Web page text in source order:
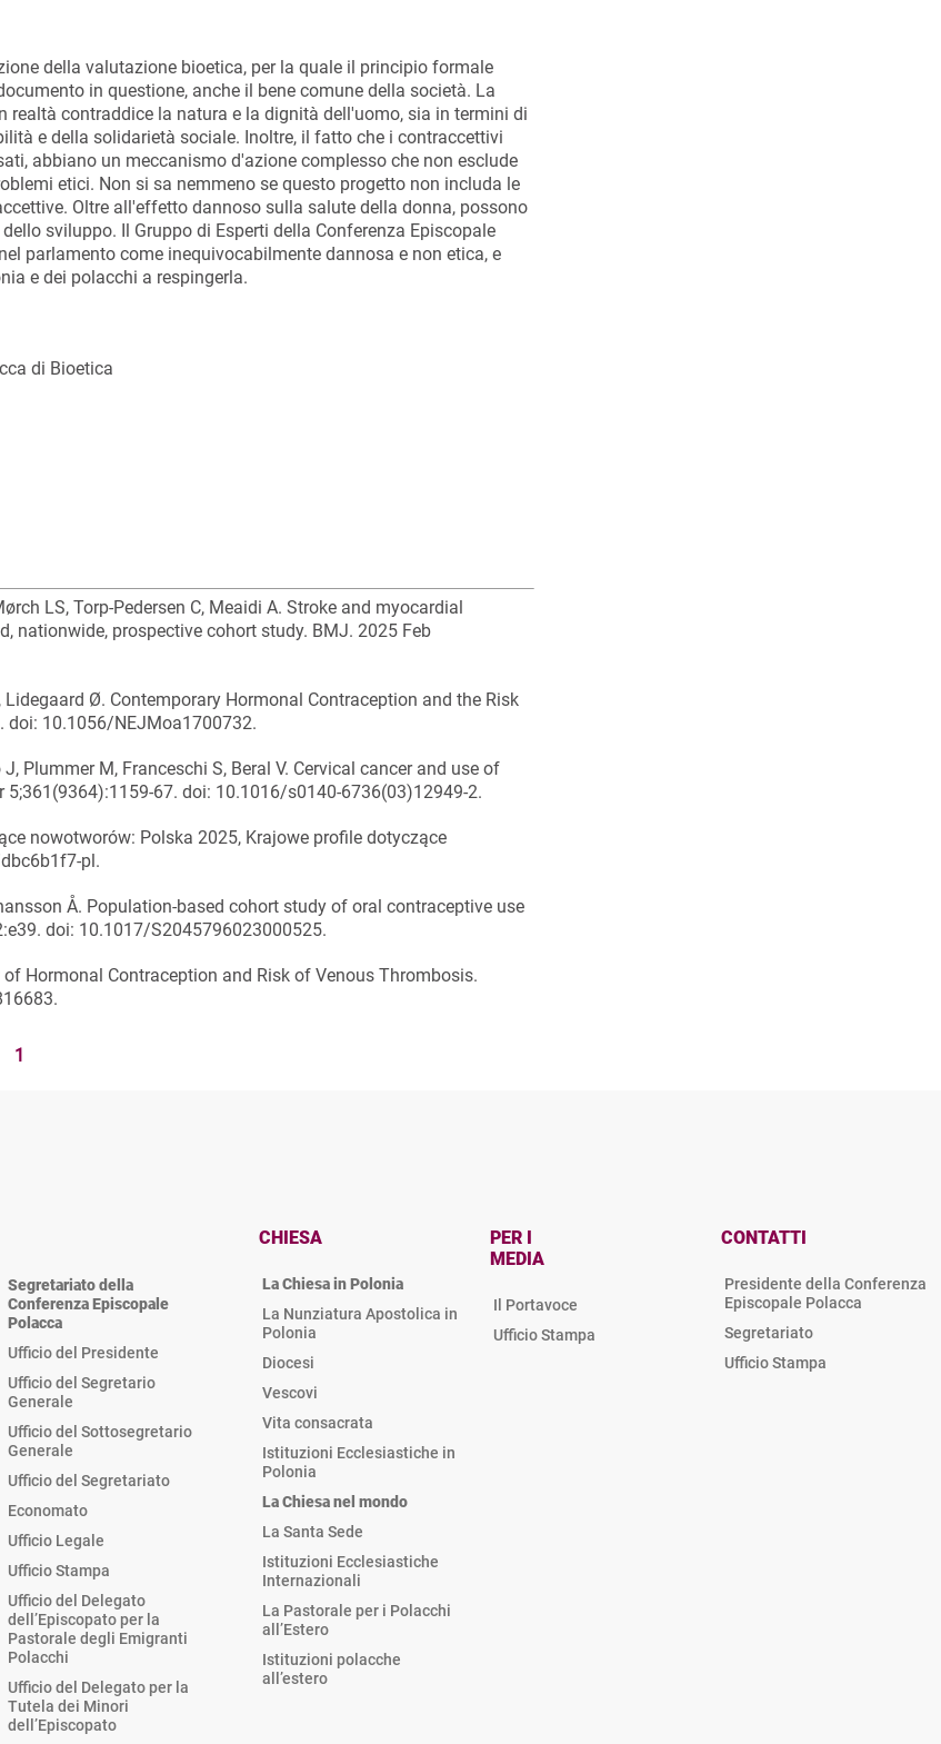
della valutazione bioetica, per la quale il principio formale
in questione, anche il bene comune della società. La
realtà contraddice la natura e la dignità dell'uomo, sia in termini di
e della solidarietà sociale. Inoltre, il fatto che i contraccettivi
abbiano un meccanismo d'azione complesso che non esclude
etici. Non si sa nemmeno se questo progetto non includa le
Oltre all'effetto dannoso sulla salute della donna, possono
sviluppo. Il Gruppo di Esperti della Conferenza Episcopale
parlamento come inequivocabilmente dannosa e non etica, e
e dei polacchi a respingerla.
di Bioetica
LS, Torp-Pedersen C, Meaidi A. Stroke and myocardial
nationwide, prospective cohort study. BMJ. 2025 Feb
Lidegaard Ø. Contemporary Hormonal Contraception and the Risk
doi: 10.1056/NEJMoa1700732.
Plummer M, Franceschi S, Beral V. Cervical cancer and use of
67. doi: 10.1016/s0140-6736(03)12949-2.
nowotworów: Polska 2025, Krajowe profile dotyczące
pl.
Å. Population-based cohort study of oral contraceptive use
doi: 10.1017/S2045796023000525.
of Hormonal Contraception and Risk of Venous Thrombosis.
1
Segretariato della
Conferenza Episcopale
Polacca
Ufficio del Presidente
Ufficio del Segretario
Generale
Ufficio del Sottosegretario
Generale
Ufficio del Segretariato
Economato
Ufficio Legale
Ufficio Stampa
Ufficio del Delegato
dell’Episcopato per la
Pastorale degli Emigranti
Polacchi
Ufficio del Delegato per la
Tutela dei Minori
dell’Episcopato
CHIESA
La Chiesa in Polonia
La Nunziatura Apostolica in
Polonia
Diocesi
Vescovi
Vita consacrata
Istituzioni Ecclesiastiche in
Polonia
La Chiesa nel mondo
La Santa Sede
Istituzioni Ecclesiastiche
Internazionali
La Pastorale per i Polacchi
all’Estero
Istituzioni polacche
all’estero
PER I
MEDIA
Il Portavoce
Ufficio Stampa
CONTATTI
Presidente della Conferenza
Episcopale Polacca
Segretariato
Ufficio Stampa